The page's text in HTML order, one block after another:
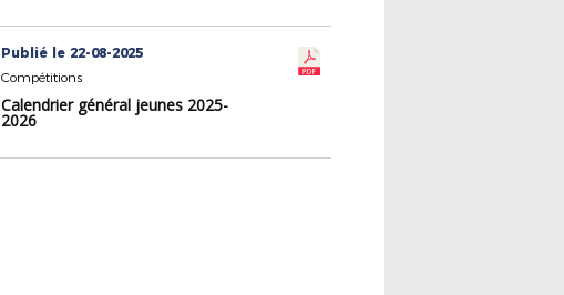
Publié le 22-08-2025
Compétitions
Calendrier général jeunes 2025-
2026